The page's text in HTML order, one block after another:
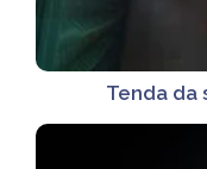
Tenda da